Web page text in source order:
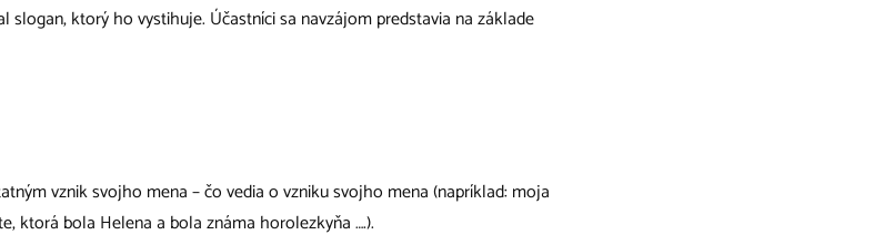
slogan, ktorý ho vystihuje. Účastníci sa navzájom predstavia na základe
vznik svojho mena – čo vedia o vzniku svojho mena (napríklad: moja
ktorá bola Helena a bola známa horolezkyňa ….).